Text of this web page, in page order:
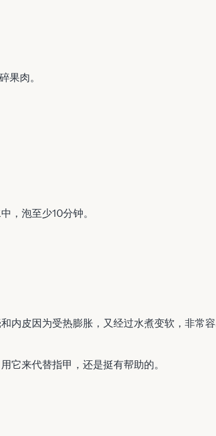
果肉。
，泡至少10分钟。
内皮因为受热膨胀，又经过水煮变软，非常
它来代替指甲，还是挺有帮助的。